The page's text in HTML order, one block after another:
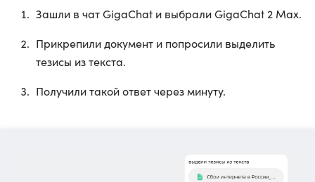
Зашли в чат GigaChat и выбрали GigaChat 2 Max.
Прикрепили документ и попросили выделить
тезисы из текста.
Получили такой ответ через минуту.